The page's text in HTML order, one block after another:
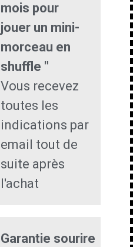
mois pour
jouer un mini-
morceau en
shuffle "
Vous recevez
toutes les
indications par
email tout de
suite après
l'achat
Garantie sourire